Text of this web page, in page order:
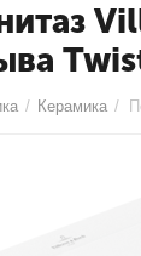
/ Керамика /